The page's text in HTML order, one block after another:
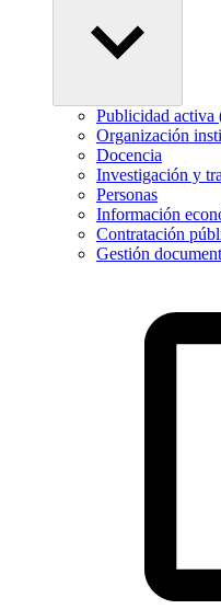
Publicidad activa
Organización
Docencia
Investigación y
Personas
Información
Contratación
Gestión